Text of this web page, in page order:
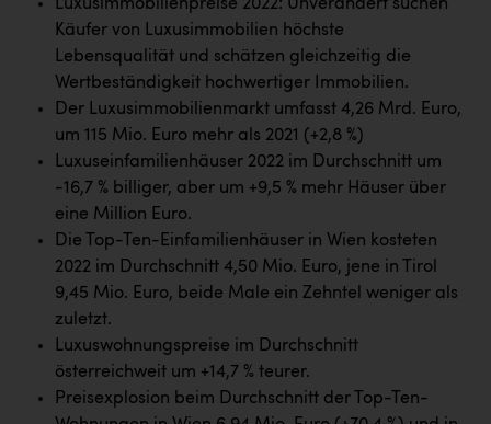
ZGONC
ZULuft - Zukunft Luft Austria
Österreichisches Hebammengremium
Dopgas
kunden basics
kontakt
Luxusimmobilienpreise 2022: Unverändert suchen
Käufer von Luxusimmobilien höchste
Lebensqualität und schätzen gleichzeitig die
Wertbeständigkeit hochwertiger Immobilien.
Der Luxusimmobilienmarkt umfasst 4,26 Mrd. Euro,
um 115 Mio. Euro mehr als 2021 (+2,8 %)
Luxuseinfamilienhäuser 2022 im Durchschnitt um
-16,7 % billiger, aber um +9,5 % mehr Häuser über
eine Million Euro.
Die Top-Ten-Einfamilienhäuser in Wien kosteten
2022 im Durchschnitt 4,50 Mio. Euro, jene in Tirol
9,45 Mio. Euro, beide Male ein Zehntel weniger als
zuletzt.
Luxuswohnungspreise im Durchschnitt
österreichweit um +14,7 % teurer.
Preisexplosion beim Durchschnitt der Top-Ten-